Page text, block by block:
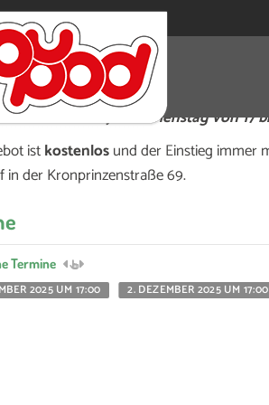
Fragen, Meinungen oder willst
KohleGjeden Dienstag von 17
istkostenlosund der Einstieg immer
in der Kronprinzenstraße 69.
Termine
2025 UM 17:00
2. DEZEMBER 2025 UM 17:00